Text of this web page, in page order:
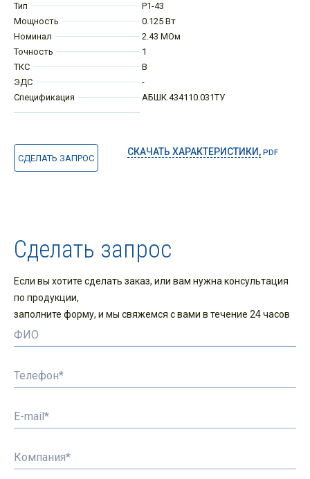
Тип
Р1-43
Мощность
0.125 Вт
Номинал
2.43 МОм
Точность
1
ТКС
В
ЭДС
-
Спецификация
АБШК.434110.031ТУ
СДЕЛАТЬ ЗАПРОС
СКАЧАТЬ ХАРАКТЕРИСТИКИ, PDF
Сделать запрос
Если вы хотите сделать заказ, или вам нужна консультация
по продукции,
заполните форму, и мы свяжемся с вами в течение 24 часов